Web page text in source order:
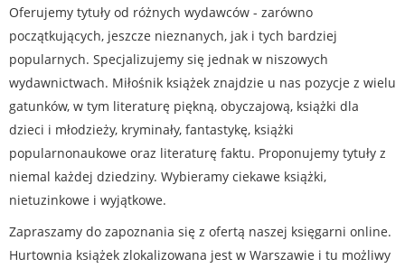
Oferujemy tytuły od różnych wydawców - zarówno
początkujących, jeszcze nieznanych, jak i tych bardziej
popularnych. Specjalizujemy się jednak w niszowych
wydawnictwach. Miłośnik książek znajdzie u nas pozycje z wielu
gatunków, w tym literaturę piękną, obyczajową, książki dla
dzieci i młodzieży, kryminały, fantastykę, książki
popularnonaukowe oraz literaturę faktu. Proponujemy tytuły z
niemal każdej dziedziny. Wybieramy ciekawe książki,
nietuzinkowe i wyjątkowe.
Zapraszamy do zapoznania się z ofertą naszej księgarni online.
Hurtownia książek zlokalizowana jest w Warszawie i tu możliwy